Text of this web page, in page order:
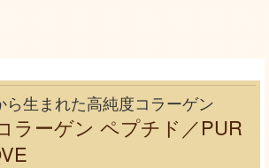
ら生まれた高純度コラーゲン
ラーゲン ペプチド／PUR